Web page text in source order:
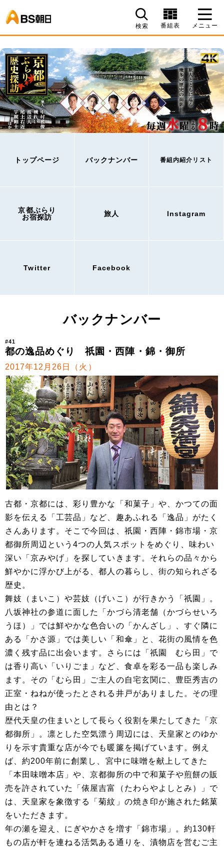
検索 番組表 メニュー
トップページ バックナンバー 番組内紹介リスト
京都ぶらり
お宿探訪
旅人 Instagram
Twitter Facebook
バックナンバー
#41
都の逸品めぐり 祇園・西陣・錦・御所
2017年12月26日（火）
古都・京都には、彩り豊かな「和菓子」や、かつての面
影を伝える「工芸品」など、趣あふれる「逸品」がたく
さんあります。そこで今回は、祇園・西陣・錦市場・京
都御所周辺という4つの人気スポットをめぐり、味わい
深い「京みやげ」を探していきます。それらの品々から
鮮やかに浮かび上がる、都人の暮らし、街の知られざる
歴史。
舞妓（まいこ）や芸妓（げいこ）が行きかう「祇園」。
八坂神社の参道に面した「かづら清老舗（かづらせいろ
うほ）」では鮮やかな色合いの「かんざし」、すぐ隣に
ある「かさ源」では美しい「和傘」と、花街の風情を色
濃く残す品に出会います。さらには「祇園 むら田」で
は香り高い「いりごま」など、食卓を彩る一品も楽しみ
ます。その「むら田」ご主人の自宅玄関に、豊臣秀吉の
正室・ねねが使ったとされる井戸がありました。その理
由とは？
歴代天皇の住まいとして長らく役割を果たしてきた「京
都御所」。凛とした空気漂う周辺には、天皇家とのゆか
りを示す貴重な店が今でも暖簾を掲げています。例え
ば、約200年前に創業し、宮中に味噌を献上してきた
「本田味噌本店」や、京都御所の中で和菓子や煎餅の販
売を許されていた「俵屋吉富（たわらやよしとみ）」で
は、天皇家を象徴する「菊紋」の焼き印が施された銘菓
をいただきます。
年の瀬を迎え、にぎやかさを増す「錦市場」。約130軒
もの店が軒を連ねる活気ある通りを、漬物店を営むご主